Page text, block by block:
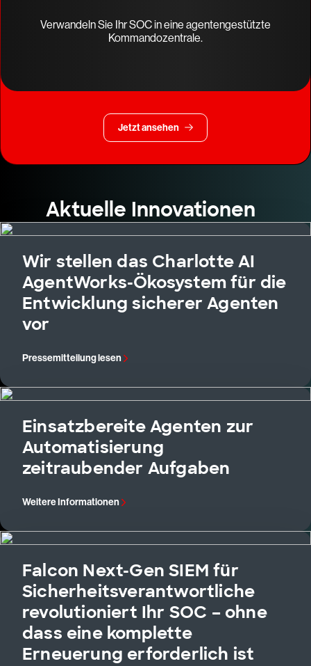
Verwandeln Sie Ihr SOC in eine agentengestützte
Kommandozentrale.
Jetzt ansehen
Aktuelle Innovationen
Wir stellen das Charlotte AI
AgentWorks-Ökosystem für die
Entwicklung sicherer Agenten
vor
Pressemitteilung lesen
Einsatzbereite Agenten zur
Automatisierung
zeitraubender Aufgaben
Weitere Informationen
Falcon Next-Gen SIEM für
Sicherheitsverantwortliche
revolutioniert Ihr SOC – ohne
dass eine komplette
Erneuerung erforderlich ist